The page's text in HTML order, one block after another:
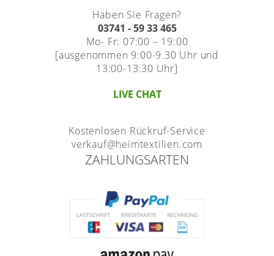
Haben Sie Fragen?
03741 - 59 33 465
Mo- Fr: 07:00 – 19:00
[ausgenommen 9:00-9.30 Uhr und
13:00-13:30 Uhr]
LIVE CHAT
Kostenlosen Rückruf-Service
verkauf@heimtextilien.com
ZAHLUNGSARTEN